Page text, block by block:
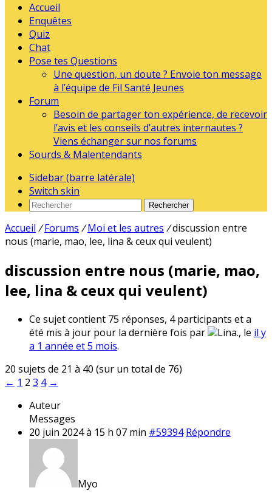
Accueil
Enquêtes
Quiz
Chat
Pose tes Questions
Une question, un doute ? Envoie ton message
à l’équipe de Fil Santé Jeunes
Forum
Besoin de partager ton expérience, de recevoir
l’avis et les conseils d’autres internautes ?
Viens échanger sur nos forums
Sourds & Malentendants
Sidebar (barre latérale)
Switch skin
Rechercher
Accueil / Forums / Moi et les autres /discussion entre
nous (marie, mao, lee, lina & ceux qui veulent)
discussion entre nous (marie, mao,
lee, lina & ceux qui veulent)
Ce sujet contient 75 réponses, 4 participants et a
été mis à jour pour la dernière fois par
Lina., le il y
a 1 année et 5 mois.
20 sujets de 21 à 40 (sur un total de 76)
← 1 2 3 4 →
Auteur
Messages
20 juin 2024 à 15 h 07 min #59394 Répondre
Myo